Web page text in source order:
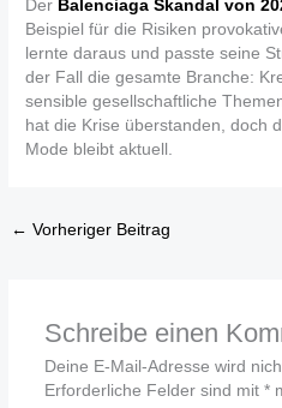
Der Balenciaga Skandal von
Beispiel für die Risiken
lernte daraus und passte seine
der Fall die gesamte Branche:
sensible gesellschaftliche
hat die Krise überstanden, doch
Mode bleibt aktuell.
← Vorheriger Beitrag
Schreibe einen
Deine E-Mail-Adresse wird
Erforderliche Felder sind mit *